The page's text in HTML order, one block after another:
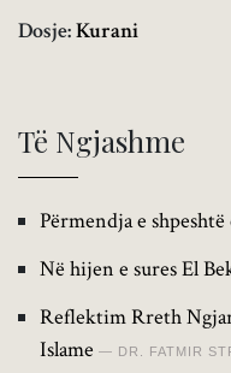
Dosje:Kurani
Të Ngjashme
Përmendja e
Në hijen e sures El
Reflektim Rreth
Islame
DR. FATMIR